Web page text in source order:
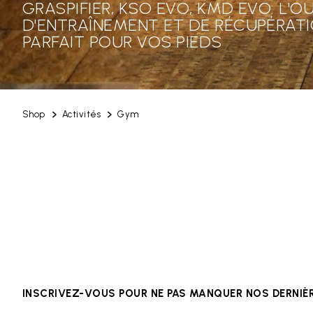
Shop Activités Gym
GRASPIFIER, KSO EVO, KMD EVO:
D'ENTRAÎNEMENT ET DE
PARFAIT POUR VOS PIEDS
INSCRIVEZ-VOUS POUR NE PAS MANQUER NOS